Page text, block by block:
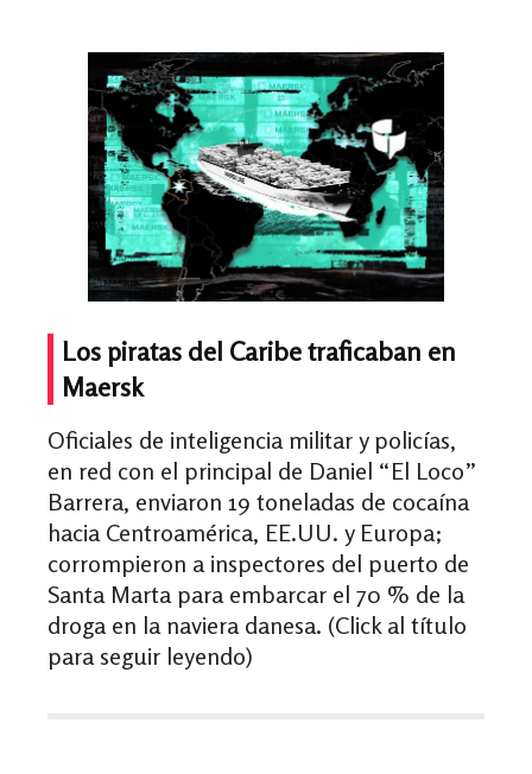
Los piratas del Caribe traficaban en
Maersk
Oficiales de inteligencia militar y policías,
en red con el principal de Daniel “El Loco”
Barrera, enviaron 19 toneladas de cocaína
hacia Centroamérica, EE.UU. y Europa;
corrompieron a inspectores del puerto de
Santa Marta para embarcar el 70 % de la
droga en la naviera danesa. (Click al título
para seguir leyendo)